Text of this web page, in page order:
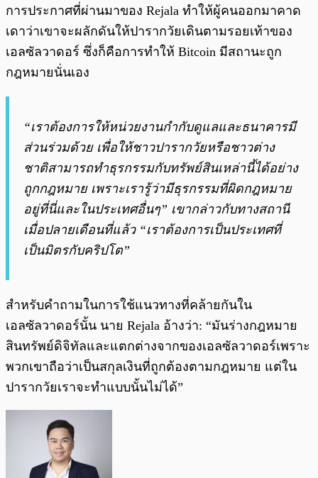
การประกาศที่ผ่านมาของ Rejala ทำให้ผู้คนออกมาคาด
เดาว่าเขาจะผลักดันให้ปารากวัยเดินตามรอยเท้าของ
เอลซัลวาดอร์ ซึ่งก็คือการทำให้ Bitcoin มีสถานะถูก
กฎหมายนั่นเอง
“เราต้องการให้หน่วยงานกำกับดูแลและธนาคารมี
ส่วนร่วมด้วย เพื่อให้ชาวปารากวัยหรือชาวต่าง
ชาติสามารถทำธุรกรรมกับทรัพย์สินเหล่านี้ได้อย่าง
ถูกกฎหมาย เพราะเรารู้ว่ามีธุรกรรมที่ผิดกฎหมาย
อยู่ที่นี่และในประเทศอื่นๆ” เขากล่าวกับทางสถานี
เมื่อปลายเดือนที่แล้ว “เราต้องการเป็นประเทศที่
เป็นมิตรกับคริปโต”
สำหรับคำถามในการใช้แนวทางที่คล้ายกันใน
เอลซัลวาดอร์นั้น นาย Rejala อ้างว่า: “มันร่างกฎหมาย
สินทรัพย์ดิจิทัลและแตกต่างจากของเอลซัลวาดอร์เพราะ
พวกเขาถือว่าเป็นสกุลเงินที่ถูกต้องตามกฎหมาย แต่ใน
ปารากวัยเราจะทำแบบนั้นไม่ได้”